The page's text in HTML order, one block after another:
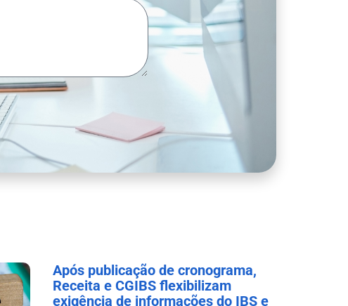
Após publicação de cronograma,
Receita e CGIBS flexibilizam
exigência de informações do IBS e